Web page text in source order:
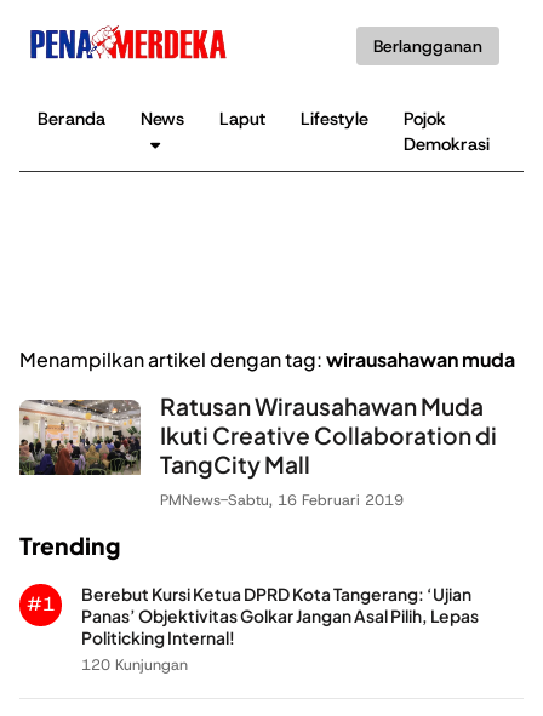
Berlangganan
Beranda News Laput Lifestyle
Pojok
Demokrasi
Menampilkan artikel dengan tag:wirausahawan muda
Ratusan Wirausahawan Muda
Ikuti Creative Collaboration di
TangCity Mall
PMNews-Sabtu, 16 Februari 2019
Trending
#1
Berebut Kursi Ketua DPRD Kota Tangerang: ‘Ujian
Panas’ Objektivitas Golkar Jangan Asal Pilih, Lepas
Politicking Internal!
120 Kunjungan